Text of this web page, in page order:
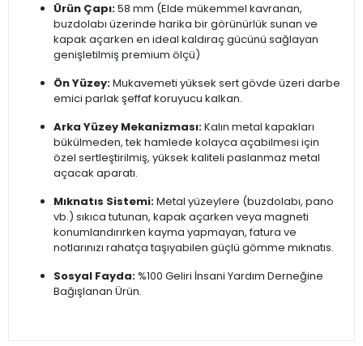
Ürün Çapı:58 mm (Elde mükemmel kavranan,
buzdolabı üzerinde harika bir görünürlük sunan ve
kapak açarken en ideal kaldıraç gücünü sağlayan
genişletilmiş premium ölçü)
Ön Yüzey:Mukavemeti yüksek sert gövde üzeri darbe
emici parlak şeffaf koruyucu kalkan.
Arka Yüzey Mekanizması:Kalın metal kapakları
bükülmeden, tek hamlede kolayca açabilmesi için
özel sertleştirilmiş, yüksek kaliteli paslanmaz metal
açacak aparatı.
Mıknatıs Sistemi:Metal yüzeylere (buzdolabı, pano
vb.) sıkıca tutunan, kapak açarken veya magneti
konumlandırırken kayma yapmayan, fatura ve
notlarınızı rahatça taşıyabilen güçlü gömme mıknatıs.
Sosyal Fayda: %100 Geliri İnsani Yardım Derneğine
Bağışlanan Ürün.